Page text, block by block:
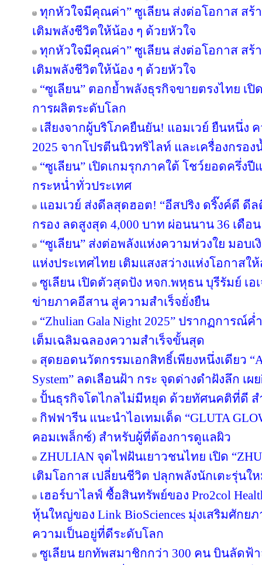
ทุกหัวใจมีคุณค่า” ซูเลียน ส่งต่อโอกาส สร้
เติมพลังชีวิตให้น้อง ๆ ด้วยหัวใจ
ทุกหัวใจมีคุณค่า” ซูเลียน ส่งต่อโอกาส สร้
เติมพลังชีวิตให้น้อง ๆ ด้วยหัวใจ
“ซูเลียน” ตอกย้ำพลังธุรกิจขายตรงไทย เ
การผลิตระดับโลก
เสียงจากผู้บริโภคยืนยัน! แอมเวย์ ยืนหนึ่ง ค
2025 จากโปรตีนนิวทริไลท์ และเครื่องกรอง
“ซูเลียน” เปิดเกมรุกภาคใต้ โชว์ยอดครึ่ง
กระหน่ำทั่วประเทศ
แอมเวย์ ส่งดีลสุดฮอต! “อีสปริง ดริ๊งค์ดี ดี
กรอง ลดสูงสุด 4,000 บาท ผ่อนนาน 36 เดือน
“ซูเลียน” ส่งต่อพลังแห่งความห่วงใย มอ
แห่งประเทศไทย เติมแสงสว่างแห่งโอกาสใ
ซูเลียน เปิดตัวสุดปัง หจก.พหุธน บุรีรัมย์ เอ
ข่ายภาคอีสาน สู่ความสำเร็จยั่งยืน
“Zhulian Gala Night 2025” ปรากฏการณ์
เต็มเฉลิมฉลองความสำเร็จขั้นสุด
สุดยอดนวัตกรรมเอกสิทธิ์เพียงหนึ่งเดียว
System” ลดเลือนฝ้า กระ จุดด่างดำฝังลึก เ
ปั้นธุรกิจโตไกลไม่มีหยุด ด้วยทัศนคติที่ดี ส
กิฟฟารีน แนะนำไอเทมเด็ด “GLUTA
คอมเพล็กซ์) สำหรับผู้ที่ต้องการดูแลผิว
ZHULIAN จุดไฟฝันเยาวชนไทย เปิด
เติมโอกาส เปลี่ยนชีวิต ปลุกพลังนักเตะรุ่น
เฮอร์บาไลฟ์ ซื้อสินทรัพย์ของ Pro2col
หุ้นใหญ่ของ Link BioSciences มุ่งเสริมศัก
ความเป็นอยู่ที่ดีระดับโลก
ซูเลียน ยกทัพสมาชิกกว่า 300 คน บินลัดฟ้